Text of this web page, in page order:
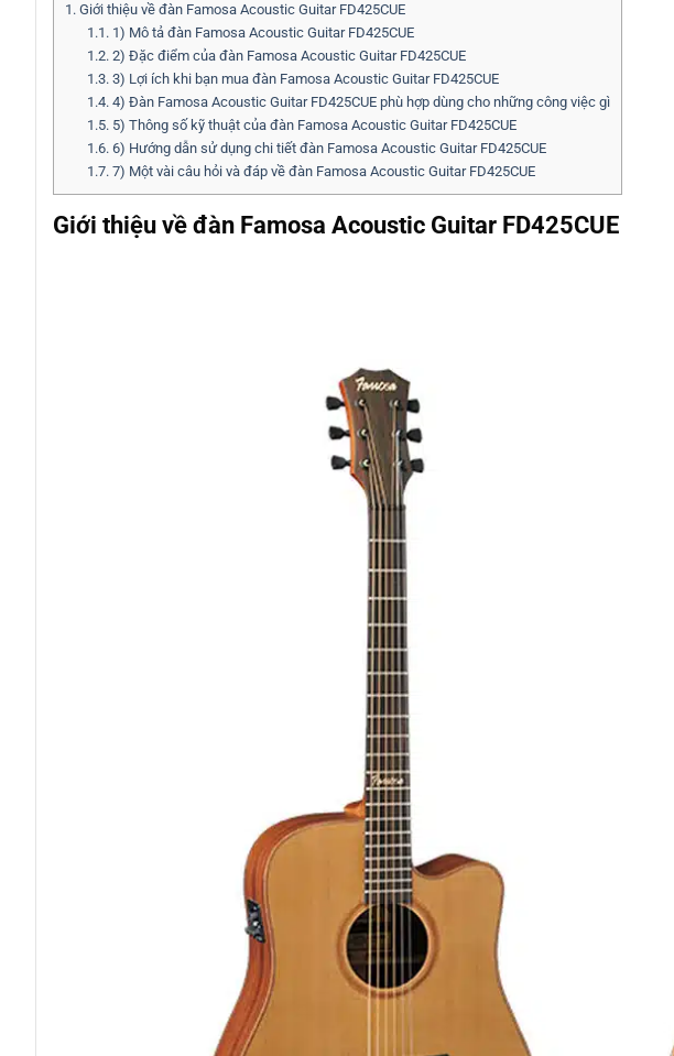
1. Giới thiệu về đàn Famosa Acoustic Guitar FD425CUE
1.1.1) Mô tả đàn Famosa Acoustic Guitar FD425CUE
1.2.2) Đặc điểm của đàn Famosa Acoustic Guitar FD425CUE
1.3.3) Lợi ích khi bạn mua đàn Famosa Acoustic Guitar FD425CUE
1.4.4) Đàn Famosa Acoustic Guitar FD425CUE phù hợp dùng cho những công việc gì
1.5.5) Thông số kỹ thuật của đàn Famosa Acoustic Guitar FD425CUE
1.6.6) Hướng dẫn sử dụng chi tiết đàn Famosa Acoustic Guitar FD425CUE
1.7.7) Một vài câu hỏi và đáp về đàn Famosa Acoustic Guitar FD425CUE
Giới thiệu về đàn Famosa Acoustic Guitar FD425CUE